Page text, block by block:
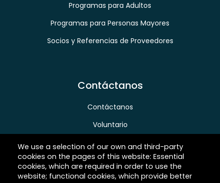
Programas para Adultos
Programas para Personas Mayores
Socios y Referencias de Proveedores
Contáctanos
Contáctanos
Voluntario
Carreras
We use a selection of our own and third-party
cookies on the pages of this website: Essential
cookies, which are required in order to use the
website; functional cookies, which provide better